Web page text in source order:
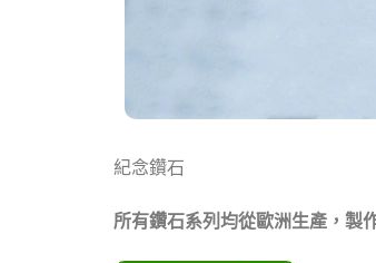
紀念鑽石
所有鑽石系列均從歐洲生產，製